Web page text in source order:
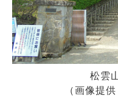
松雲
（画像提